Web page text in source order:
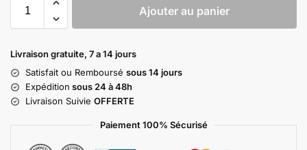
Ajouter au panier
Livraison gratuite, 7 a 14 jours
Satisfait ou Remboursé sous 14 jours
Expédition sous 24 à 48h
Livraison Suivie OFFERTE
Paiement 100% Sécurisé